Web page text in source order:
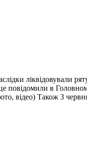
ліквідовували
в
відео) Також 3